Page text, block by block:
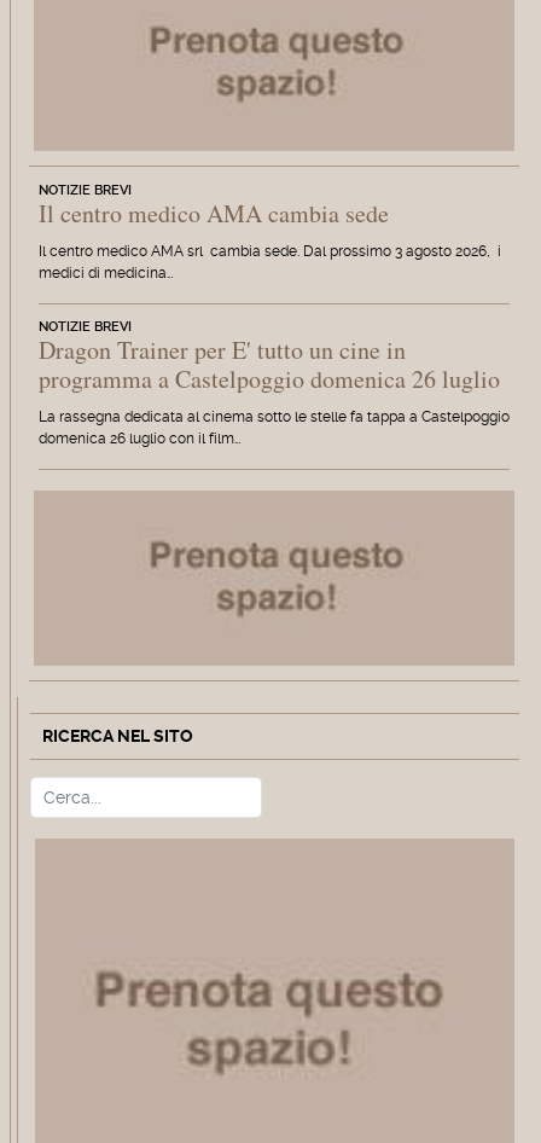
NOTIZIE BREVI
Il centro medico AMA cambia sede
Il centro medico AMA srl cambia sede. Dal prossimo 3 agosto 2026, i
medici di medicina…
NOTIZIE BREVI
Dragon Trainer per E' tutto un cine in
programma a Castelpoggio domenica 26 luglio
La rassegna dedicata al cinema sotto le stelle fa tappa a Castelpoggio
domenica 26 luglio con il film…
RICERCA NEL SITO
Cerca Type 2 or more characters for